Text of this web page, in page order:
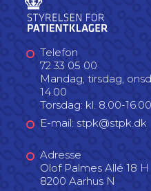
Telefon
72 33 05 00
Mandag, tirsdag,
14.00
Torsdag: kl. 8.00-16.00
E-mail: stpk@stpk.dk
Adresse
Olof Palmes Allé 18 H
8200 Aarhus N